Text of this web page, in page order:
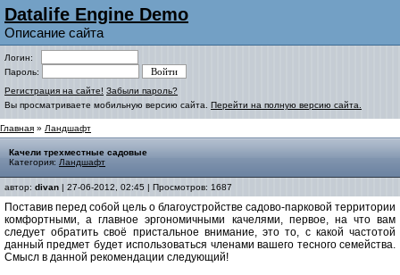
Datalife Engine Demo
Описание сайта
Логин:
Пароль:
Регистрация на сайте! Забыли пароль?
Вы просматриваете мобильную версию сайта. Перейти на полную версию сайта.
Главная » Ландшафт
Качели трехместные садовые
Категория: Ландшафт
автор: divan | 27-06-2012, 02:45 | Просмотров: 1687
Поставив перед собой цель о благоустройстве садово-парковой территории
комфортными, а главное эргономичными качелями, первое, на что вам
следует обратить своё пристальное внимание, это то, с какой частотой
данный предмет будет использоваться членами вашего тесного семейства.
Смысл в данной рекомендации следующий!